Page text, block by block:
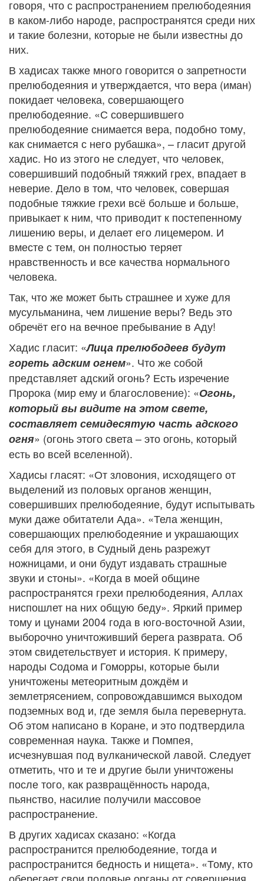
говоря, что с распространением прелюбодеяния
в каком-либо народе, распространятся среди них
и такие болезни, которые не были известны до
них.
В хадисах также много говорится о запретности
прелюбодеяния и утверждается, что вера (иман)
покидает человека, совершающего
прелюбодеяние. «С совершившего
прелюбодеяние снимается вера, подобно тому,
как снимается с него рубашка», – гласит другой
хадис. Но из этого не следует, что человек,
совершивший подобный тяжкий грех, впадает в
неверие. Дело в том, что человек, совершая
подобные тяжкие грехи всё больше и больше,
привыкает к ним, что приводит к постепенному
лишению веры, и делает его лицемером. И
вместе с тем, он полностью теряет
нравственность и все качества нормального
человека.
Так, что же может быть страшнее и хуже для
мусульманина, чем лишение веры? Ведь это
обречёт его на вечное пребывание в Аду!
Хадис гласит: «Лица прелюбодеев будут
гореть адским огнем». Что же собой
представляет адский огонь? Есть изречение
Пророка (мир ему и благословение): «Огонь,
который вы видите на этом свете,
составляет семидесятую часть адского
огня» (огонь этого света – это огонь, который
есть во всей вселенной).
Хадисы гласят: «От зловония, исходящего от
выделений из половых органов женщин,
совершивших прелюбодеяние, будут испытывать
муки даже обитатели Ада». «Тела женщин,
совершающих прелюбодеяние и украшающих
себя для этого, в Судный день разрежут
ножницами, и они будут издавать страшные
звуки и стоны». «Когда в моей общине
распространятся грехи прелюбодеяния, Аллах
ниспошлет на них общую беду». Яркий пример
тому и цунами 2004 года в юго-восточной Азии,
выборочно уничтоживший берега разврата. Об
этом свидетельствует и история. К примеру,
народы Содома и Гоморры, которые были
уничтожены метеоритным дождём и
землетрясением, сопровождавшимся выходом
подземных вод и, где земля была перевернута.
Об этом написано в Коране, и это подтвердила
современная наука. Также и Помпея,
исчезнувшая под вулканической лавой. Следует
отметить, что и те и другие были уничтожены
после того, как развращённость народа,
пьянство, насилие получили массовое
распространение.
В других хадисах сказано: «Когда
распространится прелюбодеяние, тогда и
распространится бедность и нищета». «Тому, кто